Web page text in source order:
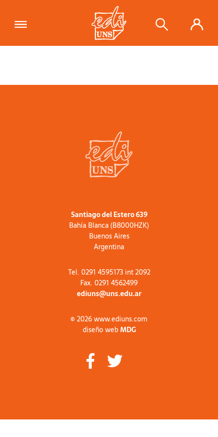
Santiago del Estero 639
Bahía Blanca (B8000HZK)
Buenos Aires
Argentina
Tel. 0291 4595173 int 2092
Fax. 0291 4562499
ediuns@uns.edu.ar
© 2026 www.ediuns.com
diseño webMDG